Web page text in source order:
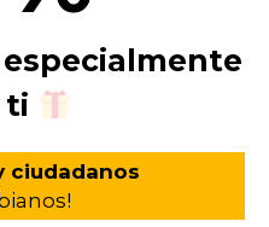
ti
ciudadanos